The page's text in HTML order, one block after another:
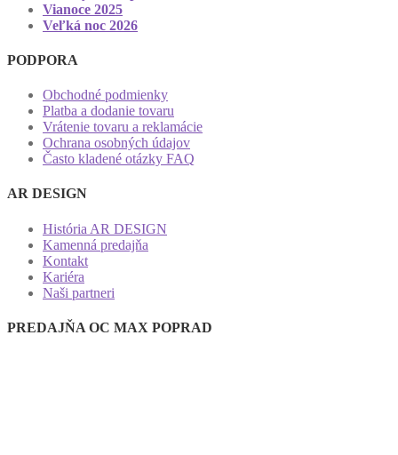
Vianoce 2025
Veľká noc 2026
PODPORA
Obchodné podmienky
Platba a dodanie tovaru
Vrátenie tovaru a reklamácie
Ochrana osobných údajov
Často kladené otázky FAQ
AR DESIGN
História AR DESIGN
Kamenná predajňa
Kontakt
Kariéra
Naši partneri
PREDAJŇA OC MAX POPRAD